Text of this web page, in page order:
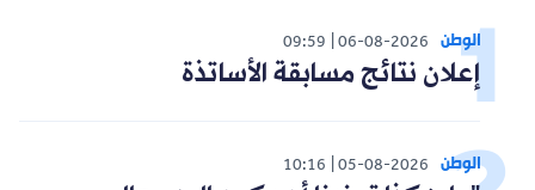
الوطن 06-08-2026
09:59
إعلان نتائج مسابقة الأساتذة
الوطن 05-08-2026
10:16